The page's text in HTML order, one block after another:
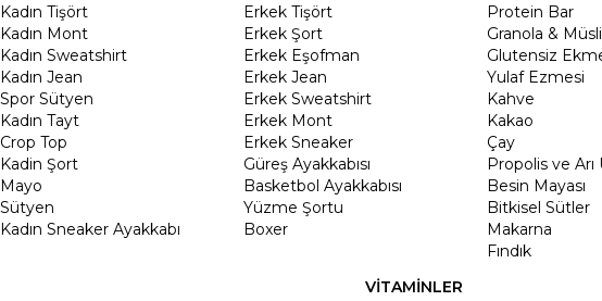
Kadın Tişört
Kadın Mont
Kadın Sweatshirt
Kadın Jean
Spor Sütyen
Kadın Tayt
Crop Top
Kadin Şort
Mayo
Sütyen
Kadın Sneaker Ayakkabı
Erkek Tişört
Erkek Şort
Erkek Eşofman
Erkek Jean
Erkek Sweatshirt
Erkek Mont
Erkek Sneaker
Güreş Ayakkabısı
Basketbol Ayakkabısı
Yüzme Şortu
Boxer
Protein Bar
Granola & Müsli
Glutensiz
Yulaf Ezmesi
Kahve
Kakao
Çay
Propolis ve Arı
Besin Mayası
Bitkisel Sütler
Makarna
Fındık
VİTAMİNLER